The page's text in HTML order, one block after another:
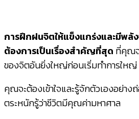
การฝึกฝนจิตให้แข็งแกร่งและมีพลั
ต้องการเป็นเรื่องสำคัญที่สุด ที่คุณจ
ของจิตอันยิ่งใหญ่ก่อนเริ่มทำการใหญ่
คุณจะต้องเข้าใจและรู้จักตัวเองอย่าง
ตระหนักรู้ว่าชีวิตมีคุณค่ามหาศาล